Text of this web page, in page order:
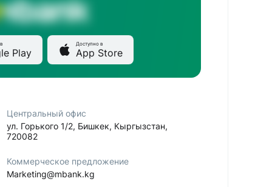
Play
Доступно в
App Store
Центральный офис
ул. Горького 1/2, Бишкек, Кыргызстан,
720082
Коммерческое предложение
Marketing@mbank.kg